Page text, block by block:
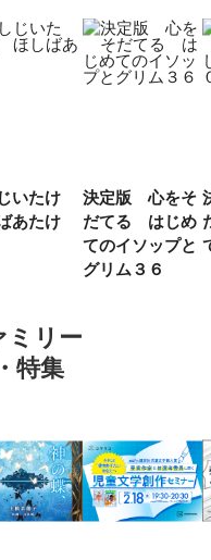
いたけ
あたけ
決定版 心をそ
だてる はじめ
てのイソップと
グリム３６
ミリー
特集